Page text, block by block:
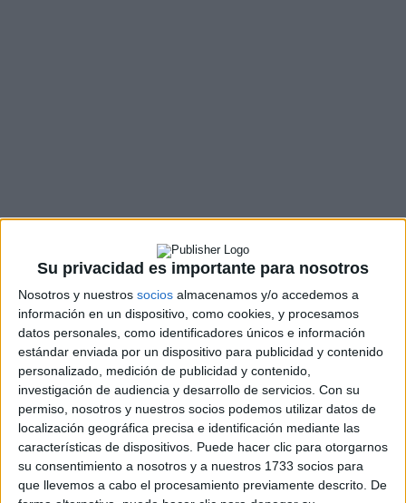
Su privacidad es importante para nosotros
Nosotros y nuestros socios almacenamos y/o accedemos a
información en un dispositivo, como cookies, y procesamos
datos personales, como identificadores únicos e información
estándar enviada por un dispositivo para publicidad y contenido
personalizado, medición de publicidad y contenido,
investigación de audiencia y desarrollo de servicios. Con su
permiso, nosotros y nuestros socios podemos utilizar datos de
localización geográfica precisa e identificación mediante las
características de dispositivos. Puede hacer clic para otorgarnos
su consentimiento a nosotros y a nuestros 1733 socios para
que llevemos a cabo el procesamiento previamente descrito. De